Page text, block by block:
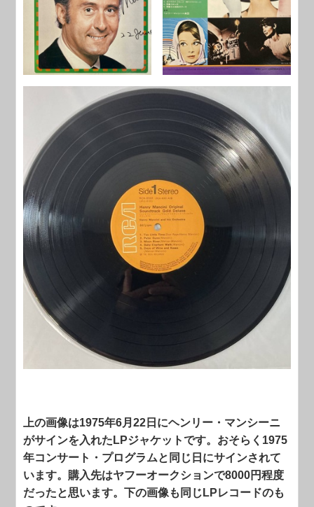
上の画像は1975年6月22日にヘンリー・マンシーニ
がサインを入れたLPジャケットです。おそらく1975
年コンサート・プログラムと同じ日にサインされて
います。購入先はヤフーオークションで8000円程度
だったと思います。下の画像も同じLPレコードのも